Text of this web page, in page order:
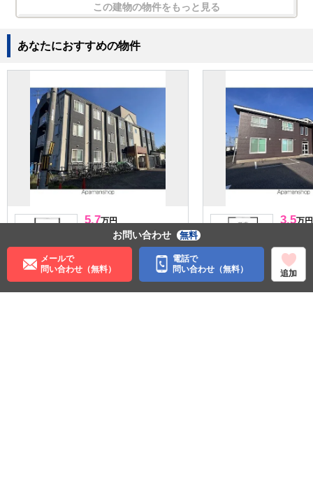
この建物の物件をもっと見る
あなたにおすすめの物件
5.7万円
管理費:2,000円
敷 － 礼 －
9.9㎡
桂台駅 バス7分 台町１丁目
徒歩7分
3.5万円
敷 －
23.18㎡
桂台駅
中央 徒
お問い合わせ 無料
メールで
問い合わせ（無料）
電話で
問い合わせ（無料）
追加